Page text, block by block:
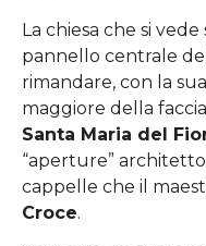
La chiesa che si
pannello centrale
rimandare, con la
maggiore della
Santa Maria del
“aperture”
cappelle che il
Croce.